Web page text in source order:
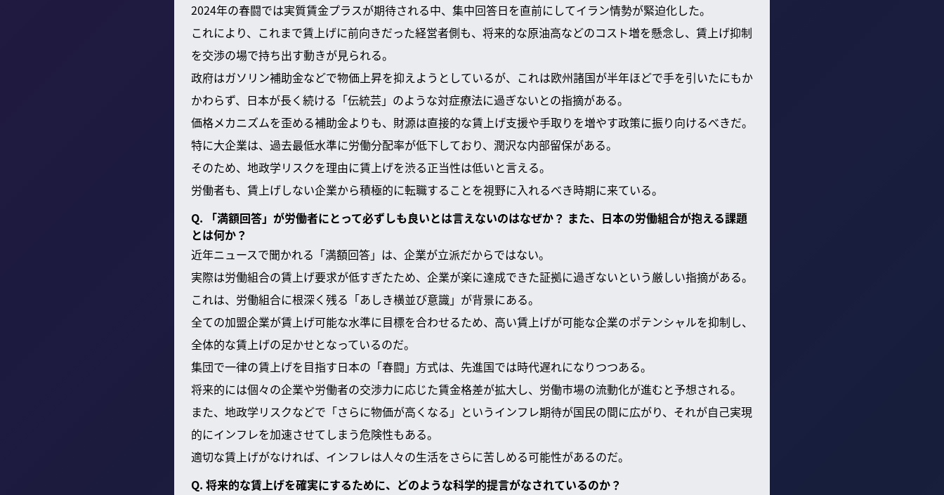
2024年の春闘では実質賃金プラスが期待される中、集中回答日を直前にしてイラン情勢が緊迫化した。
これにより、これまで賃上げに前向きだった経営者側も、将来的な原油高などのコスト増を懸念し、賃上げ抑制
を交渉の場で持ち出す動きが見られる。
政府はガソリン補助金などで物価上昇を抑えようとしているが、これは欧州諸国が半年ほどで手を引いたにもか
かわらず、日本が長く続ける「伝統芸」のような対症療法に過ぎないとの指摘がある。
価格メカニズムを歪める補助金よりも、財源は直接的な賃上げ支援や手取りを増やす政策に振り向けるべきだ。
特に大企業は、過去最低水準に労働分配率が低下しており、潤沢な内部留保がある。
そのため、地政学リスクを理由に賃上げを渋る正当性は低いと言える。
労働者も、賃上げしない企業から積極的に転職することを視野に入れるべき時期に来ている。
Q. 「満額回答」が労働者にとって必ずしも良いとは言えないのはなぜか？ また、日本の労働組合が抱える課題
とは何か？
近年ニュースで聞かれる「満額回答」は、企業が立派だからではない。
実際は労働組合の賃上げ要求が低すぎたため、企業が楽に達成できた証拠に過ぎないという厳しい指摘がある。
これは、労働組合に根深く残る「あしき横並び意識」が背景にある。
全ての加盟企業が賃上げ可能な水準に目標を合わせるため、高い賃上げが可能な企業のポテンシャルを抑制し、
全体的な賃上げの足かせとなっているのだ。
集団で一律の賃上げを目指す日本の「春闘」方式は、先進国では時代遅れになりつつある。
将来的には個々の企業や労働者の交渉力に応じた賃金格差が拡大し、労働市場の流動化が進むと予想される。
また、地政学リスクなどで「さらに物価が高くなる」というインフレ期待が国民の間に広がり、それが自己実現
的にインフレを加速させてしまう危険性もある。
適切な賃上げがなければ、インフレは人々の生活をさらに苦しめる可能性があるのだ。
Q. 将来的な賃上げを確実にするために、どのような科学的提言がなされているのか？